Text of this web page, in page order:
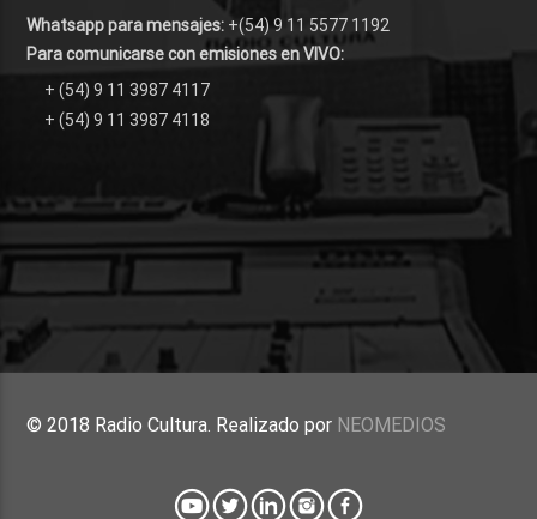
Whatsapp para mensajes: +(54) 9 11 5577 1192
Para comunicarse con emisiones en VIVO:
+ (54) 9 11 3987 4117
+ (54) 9 11 3987 4118
© 2018 Radio Cultura. Realizado por NEOMEDIOS